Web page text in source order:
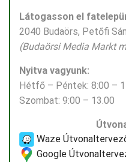
Látogasson el
2040 Budaörs, Petőfi
(Budaörsi Media Markt
Nyitva vagyunk:
Hétfő – Péntek: 8:00 –
Szombat: 9:00 – 13.00
Waze
Google